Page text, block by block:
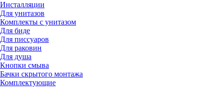
Инсталляции
Для унитазов
Комплекты с унитазом
Для биде
Для писсуаров
Для раковин
Для душа
Кнопки смыва
Бачки скрытого монтажа
Комплектующие